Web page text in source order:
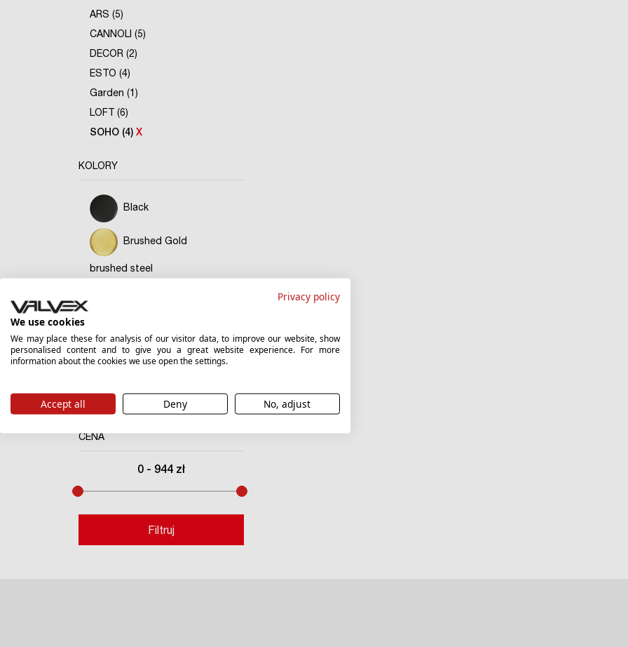
ARS (5)
CANNOLI (5)
DECOR (2)
ESTO (4)
Garden (1)
LOFT (6)
SOHO (4) X
KOLORY
Black
Brushed Gold
brushed steel
Gun Metal X
Satin Copper
CENA
0 - 944 zł
Filtruj
Privacy policy
We use cookies
We may place these for analysis of our visitor data, to improve our website, show
personalised content and to give you a great website experience. For more
information about the cookies we use open the settings.
Accept all Deny No, adjust